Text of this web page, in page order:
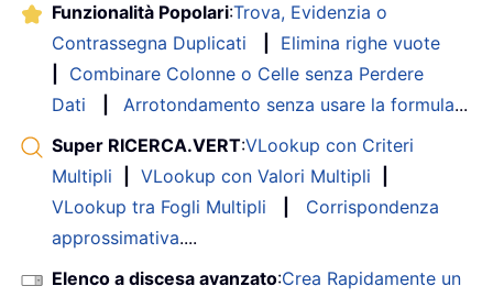
Funzionalità Popolari:Trova, Evidenzia o
Contrassegna Duplicati
Elimina righe vuote
Combinare Colonne o Celle senza Perdere
Dati
Arrotondamento senza usare la formula...
Super RICERCA.VERT:VLookup con Criteri
Multipli
VLookup con Valori Multipli
VLookup tra Fogli Multipli
Corrispondenza
approssimativa....
Elenco a discesa avanzato:Crea Rapidamente un